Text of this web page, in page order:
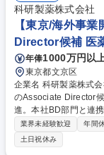
討・企画 Associate
務面から支えるやりがいの大
管理部 海外拠点管理
科研製薬株式会社
【東京/海外事
Director候補 医
年俸1000万円以
東京都文京区
企業名 科研製薬株式会社 求人名 【東京/海外事業開発・子会社管
のAssociate Director候補 仕事の内容 科研グループの海外展
進。本社BD部門と連
から、現地法人の成
担当。現地駐在の可能性もあります。 (1)海
理（予算、ガバナン
業界未経験歓迎 年間
土日祝休み